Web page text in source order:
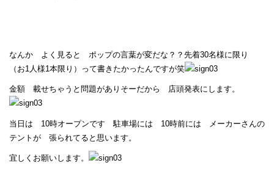
なんか よく見ると ポップの言葉が変だな？？先着30名様に限り
（お1人様1本限り）って書きたかったんですが笑
金額 載せちゃうと問題がありそーだから 店頭発表にします。
当日は 10時オープンです 駐車場には 10時前には メーカーさんの
テントが 張られてると思います。
宜しくお願いします。